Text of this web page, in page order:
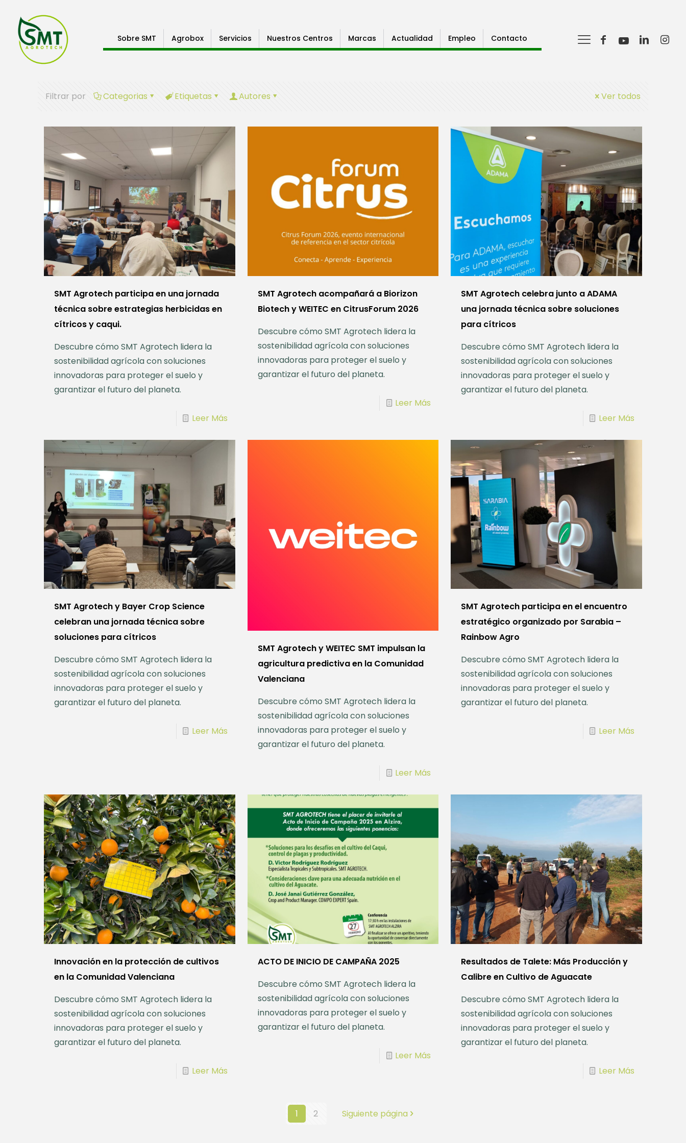
Sobre SMT Agrobox Servicios Nuestros Centros Marcas Actualidad Empleo Contacto
Filtrar por Categorias Etiquetas Autores Ver todos
SMT Agrotech participa en una jornada
técnica sobre estrategias herbicidas en
cítricos y caqui.
Descubre cómo SMT Agrotech lidera la
sostenibilidad agrícola con soluciones
innovadoras para proteger el suelo y
garantizar el futuro del planeta.
Leer Más
SMT Agrotech acompañará a Biorizon
Biotech y WEITEC en CitrusForum 2026
Descubre cómo SMT Agrotech lidera la
sostenibilidad agrícola con soluciones
innovadoras para proteger el suelo y
garantizar el futuro del planeta.
Leer Más
SMT Agrotech celebra junto a ADAMA
una jornada técnica sobre soluciones
para cítricos
Descubre cómo SMT Agrotech lidera la
sostenibilidad agrícola con soluciones
innovadoras para proteger el suelo y
garantizar el futuro del planeta.
Leer Más
SMT Agrotech y Bayer Crop Science
celebran una jornada técnica sobre
soluciones para cítricos
Descubre cómo SMT Agrotech lidera la
sostenibilidad agrícola con soluciones
innovadoras para proteger el suelo y
garantizar el futuro del planeta.
Leer Más
SMT Agrotech y WEITEC SMT impulsan la
agricultura predictiva en la Comunidad
Valenciana
Descubre cómo SMT Agrotech lidera la
sostenibilidad agrícola con soluciones
innovadoras para proteger el suelo y
garantizar el futuro del planeta.
Leer Más
SMT Agrotech participa en el encuentro
estratégico organizado por Sarabia –
Rainbow Agro
Descubre cómo SMT Agrotech lidera la
sostenibilidad agrícola con soluciones
innovadoras para proteger el suelo y
garantizar el futuro del planeta.
Leer Más
Innovación en la protección de cultivos
en la Comunidad Valenciana
Descubre cómo SMT Agrotech lidera la
sostenibilidad agrícola con soluciones
innovadoras para proteger el suelo y
garantizar el futuro del planeta.
Leer Más
ACTO DE INICIO DE CAMPAÑA 2025
Descubre cómo SMT Agrotech lidera la
sostenibilidad agrícola con soluciones
innovadoras para proteger el suelo y
garantizar el futuro del planeta.
Leer Más
Resultados de Talete: Más Producción y
Calibre en Cultivo de Aguacate
Descubre cómo SMT Agrotech lidera la
sostenibilidad agrícola con soluciones
innovadoras para proteger el suelo y
garantizar el futuro del planeta.
Leer Más
1 2 Siguiente página